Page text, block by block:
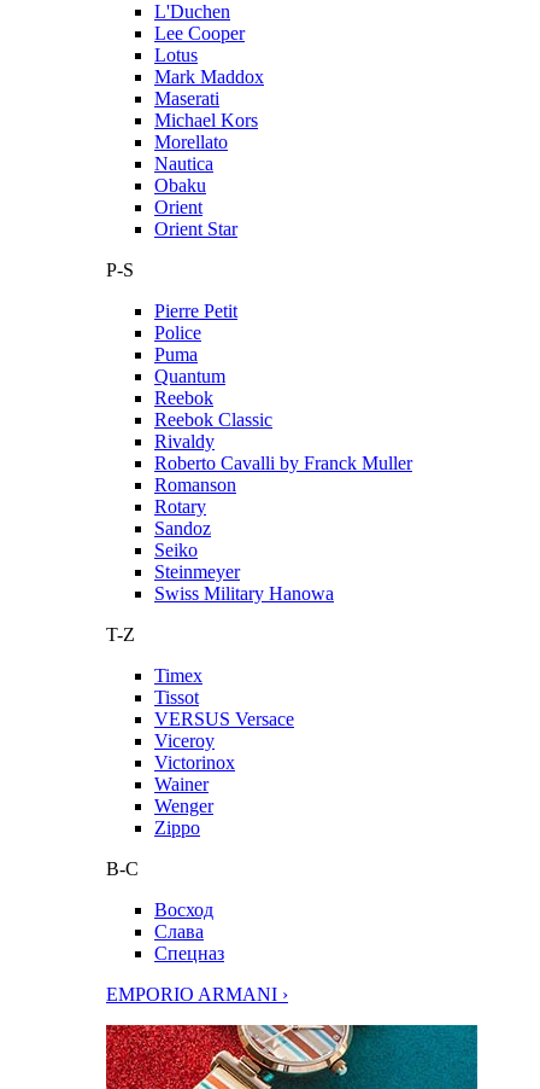
L'Duchen
Lee Cooper
Lotus
Mark Maddox
Maserati
Michael Kors
Morellato
Nautica
Obaku
Orient
Orient Star
P-S
Pierre Petit
Police
Puma
Quantum
Reebok
Reebok Classic
Rivaldy
Roberto Cavalli by Franck Muller
Romanson
Rotary
Sandoz
Seiko
Steinmeyer
Swiss Military Hanowa
T-Z
Timex
Tissot
VERSUS Versace
Viceroy
Victorinox
Wainer
Wenger
Zippo
В-С
Восход
Слава
Спецназ
EMPORIO ARMANI ›